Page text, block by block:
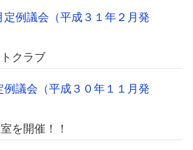
定例議会（平成３１年２月発
クラブ
例議会（平成３０年１１月発
を開催！！